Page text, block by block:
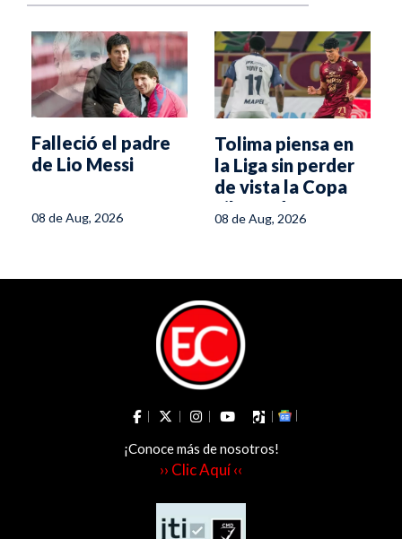
Falleció el padre
de Lio Messi
08 de Aug, 2026
Tolima piensa en
la Liga sin perder
de vista la Copa
Libertadores
08 de Aug, 2026
¡Conoce más de nosotros!
›› Clic Aquí ‹‹